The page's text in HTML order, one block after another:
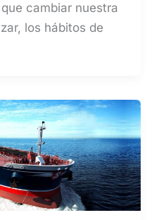
cambiar nuestra
los hábitos de